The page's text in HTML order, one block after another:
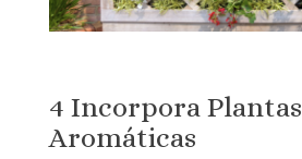
4 Incorpora Plantas
Aromáticas